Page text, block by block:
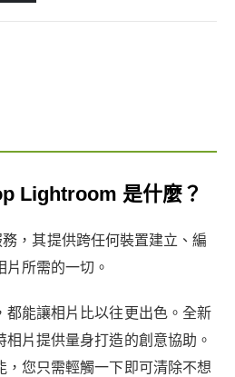
Lightroom 是什麼？
，其提供跨任何裝置建立、編
所需的一切。
都能讓相片比以往更出色。全新
相片提供量身打造的創意協助。
，您只需輕觸一下即可清除不想